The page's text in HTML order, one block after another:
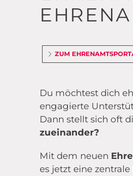
ZUM
Du möchtest dich
engagierte
Dann stellt sich oft
zueinander?
Mit dem neuen
es jetzt eine